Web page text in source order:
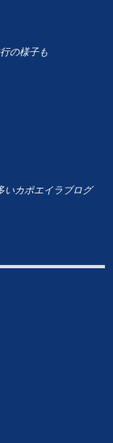
の様子も
いカポエイラブログ